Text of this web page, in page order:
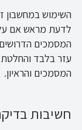
השימוש
לדעת מראש אם
המסמכים
עזר בלבד
המסמכים והראיון.
חשיבות